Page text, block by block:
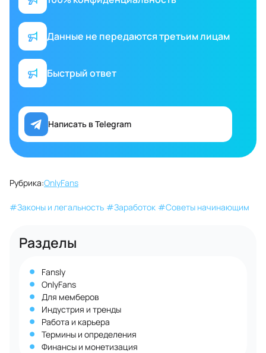
Данные не передаются третьим лицам
Быстрый ответ
Написать в Telegram
Рубрика:OnlyFans
#Законы и легальность #Заработок #Советы начинающим
Разделы
Fansly
OnlyFans
Для мемберов
Индустрия и тренды
Работа и карьера
Термины и определения
Финансы и монетизация